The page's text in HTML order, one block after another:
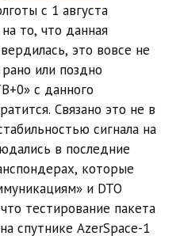
с 1 августа
то, что данная
это вовсе не
или поздно
с данного
Связано это не в
сигнала на
в последние
которые
и DTO
тестирование пакета
спутнике AzerSpace-1